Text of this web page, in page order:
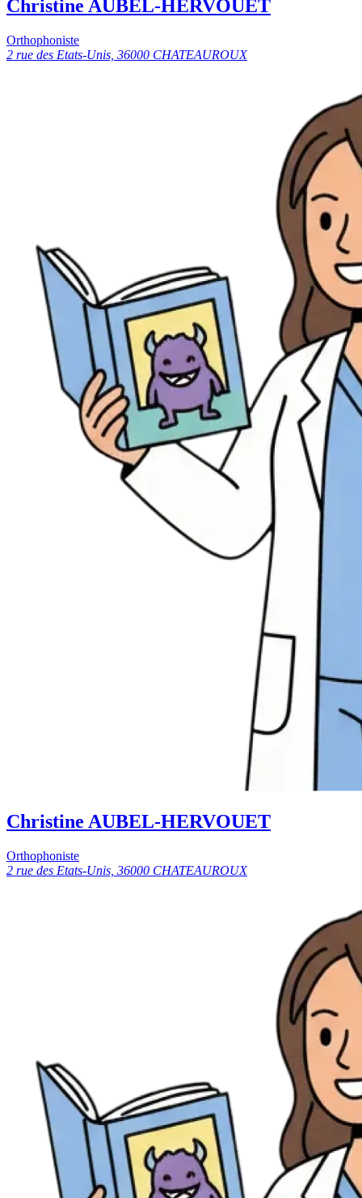
Christine AUBEL-HERVOUET
Orthophoniste
2 rue des Etats-Unis, 36000 CHATEAUROUX
Christine AUBEL-HERVOUET
Orthophoniste
2 rue des Etats-Unis, 36000 CHATEAUROUX